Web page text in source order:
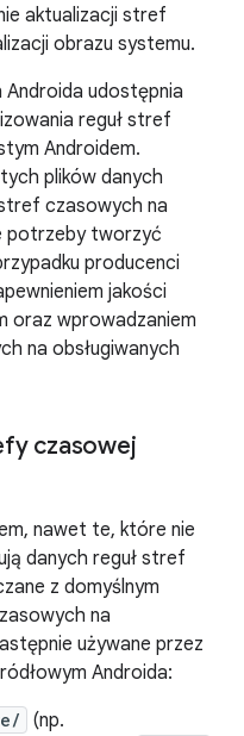
aktualizacji stref
obrazu systemu.
udostępnia
reguł stref
Androidem.
plików danych
czasowych na
potrzeby tworzyć
producenci
jakości
oraz wprowadzaniem
na obsługiwanych
czasowej
nawet te, które nie
danych reguł stref
z domyślnym
na
używane przez
Androida:
(np.